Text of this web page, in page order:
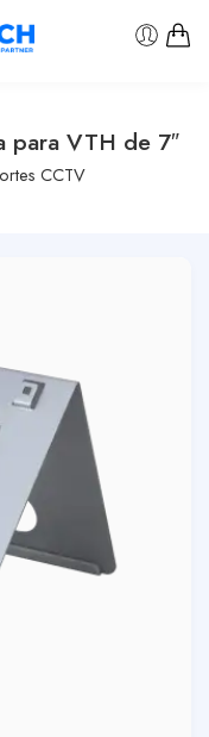
para VTH de 7″
CCTV